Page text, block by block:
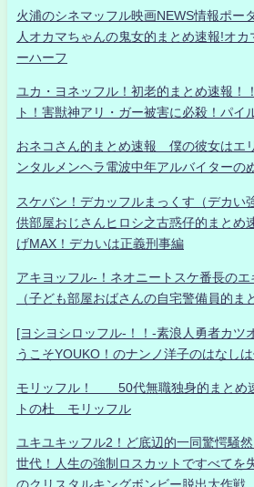
火浦のシネマッフル映画NEWS情報ポー
人オカマちゃんの鬼女的まとめ速報!オ
ーハーフ
ユカ・ヨネッフル！初老的まとめ速報！
ト！害獣神アリ・ガー被害に必殺！パイ
おネコさん的まとめ速報 僕の彼女はエ
ンタルメンヘラ電波中年アルバイターの
スケバン！デカッフルまっくす（デカい
供部屋おじさんヒロシ之古惑仔的まとめ
げMAX！デカいは正義刑事編
アキヨッフル-！ネオニートスケ番長のエ
（子ども部屋おばさんの自宅警備員的ま
[ヨシヨシロッフル-！！-素浪人勇者カツ
うこそYOUKO！のナンノ洋子のはなし
モリッフル！ 50代無職独身的まとめ
トの杜 モリッフル
ユキユキッフル2！ど底辺的一同驚愕騒
世代！人生の強制ロスカットですべてを